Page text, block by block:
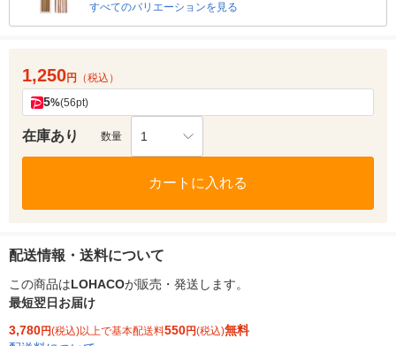
すべてのバリエーションを見る
1,250円 （税込）
5%(56pt)
在庫あり 数量 1
カートに入れる
配送情報・送料について
この商品はLOHACOが販売・発送します。
最短翌日お届け
3,780円(税込)以上で基本配送料550円(税込)無料